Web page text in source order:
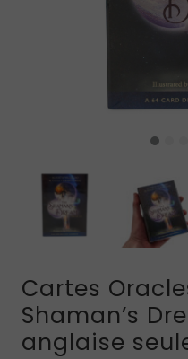
Cartes
Shaman’s
anglaise